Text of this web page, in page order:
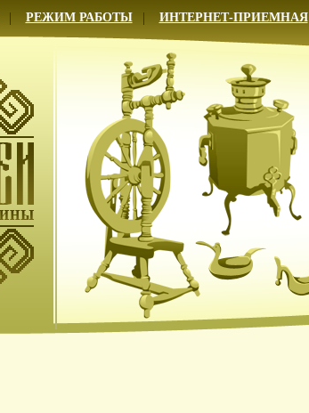
РЕЖИМ РАБОТЫ ИНТЕРНЕТ-ПРИЕМНАЯ